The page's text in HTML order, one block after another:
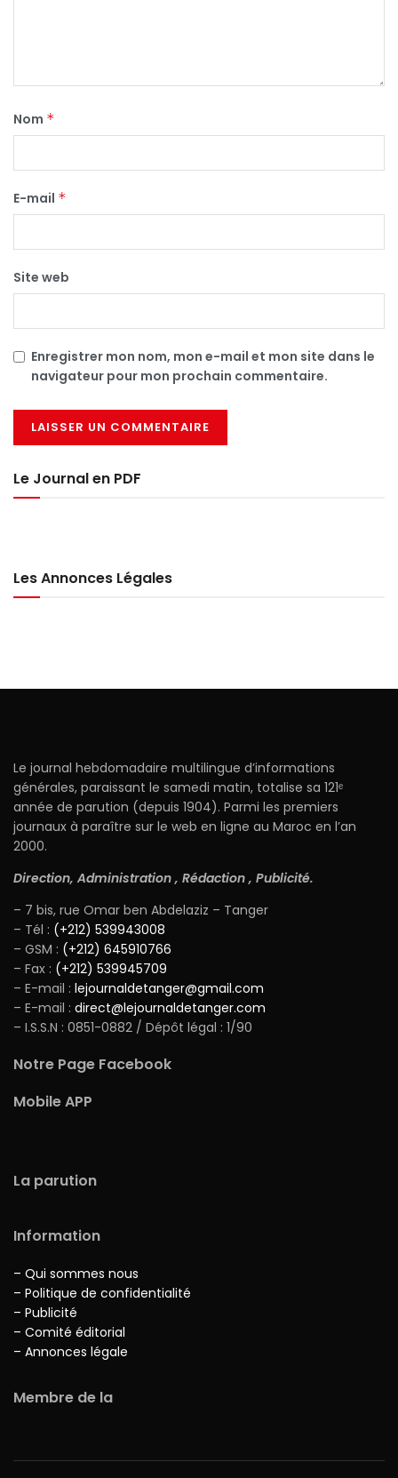
Nom *
E-mail *
Site web
Enregistrer mon nom, mon e-mail et mon site dans le
navigateur pour mon prochain commentaire.
Le Journal en PDF
Les Annonces Légales
Le journal hebdomadaire multilingue d’informations
générales, paraissant le samedi matin, totalise sa 121ᵉ
année de parution (depuis 1904). Parmi les premiers
journaux à paraître sur le web en ligne au Maroc en l’an
2000.
Direction, Administration , Rédaction , Publicité.
– 7 bis, rue Omar ben Abdelaziz – Tanger
– Tél : (+212) 539943008
– GSM : (+212) 645910766
– Fax : (+212) 539945709
– E-mail : lejournaldetanger@gmail.com
– E-mail : direct@lejournaldetanger.com
– I.S.S.N : 0851-0882 / Dépôt légal : 1/90
Notre Page Facebook
Mobile APP
La parution
Information
– Qui sommes nous
– Politique de confidentialité
– Publicité
– Comité éditorial
– Annonces légale
Membre de la